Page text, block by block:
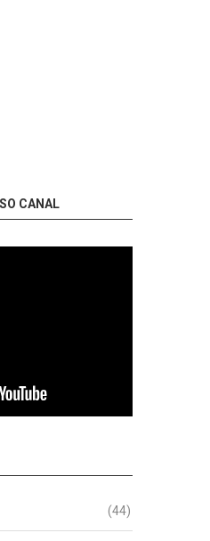
CANAL
(44)